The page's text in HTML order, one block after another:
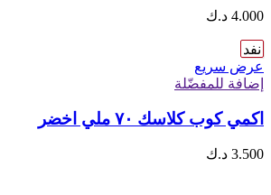
4.000 د.ك
نفد
عرض سريع
إضافة للمفضّلة
اكمي كوب كلاسك ٧٠ ملي اخضر
3.500 د.ك